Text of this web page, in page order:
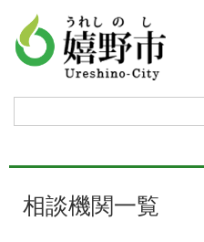
相談機関一覧